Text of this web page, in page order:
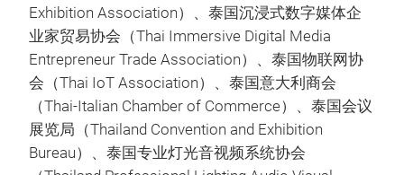
Exhibition Association）、泰国沉浸式数字媒体企
业家贸易协会（Thai Immersive Digital Media
Entrepreneur Trade Association）、泰国物联网协
会（Thai IoT Association）、泰国意大利商会
（Thai-Italian Chamber of Commerce）、泰国会议
展览局（Thailand Convention and Exhibition
Bureau）、泰国专业灯光音视频系统协会